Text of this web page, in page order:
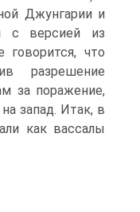
Джунгарии и
с вер­сией из
что
разрешение
за поражение,
запад. Итак, в
как вассалы